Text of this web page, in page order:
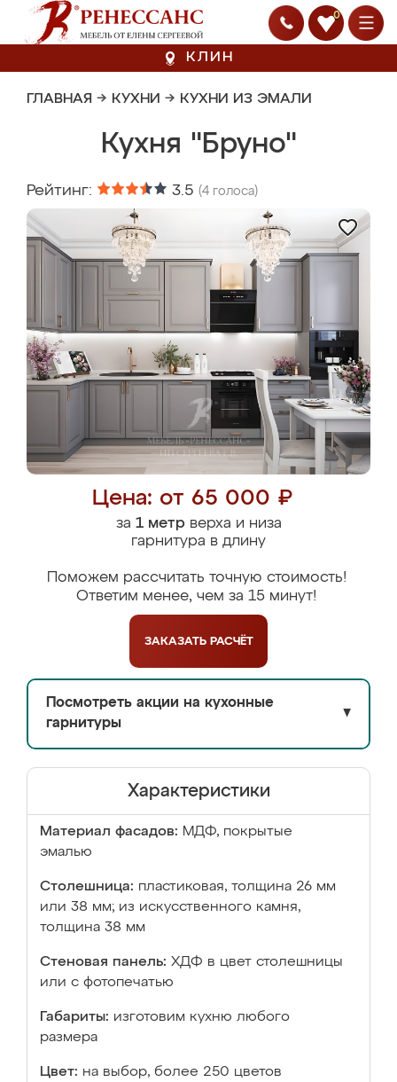
0
КЛИН
ГЛАВНАЯ → КУХНИ → КУХНИ ИЗ ЭМАЛИ
Кухня "Бруно"
Рейтинг: 3.5 (4 голоса)
Цена: от 65 000 ₽
за 1 метрверха и низа
гарнитура в длину
Поможем рассчитать точную стоимость!
Ответим менее, чем за 15 минут!
ЗАКАЗАТЬ РАСЧЁТ
Посмотреть акции на кухонные
гарнитуры
▼
Характеристики
Материал фасадов: МДФ, покрытые
эмалью
Столешница: пластиковая, толщина 26 мм
или 38 мм; из искусственного камня,
толщина 38 мм
Стеновая панель: ХДФ в цвет столешницы
или с фотопечатью
Габариты: изготовим кухню любого
размера
Цвет: на выбор, более 250 цветов